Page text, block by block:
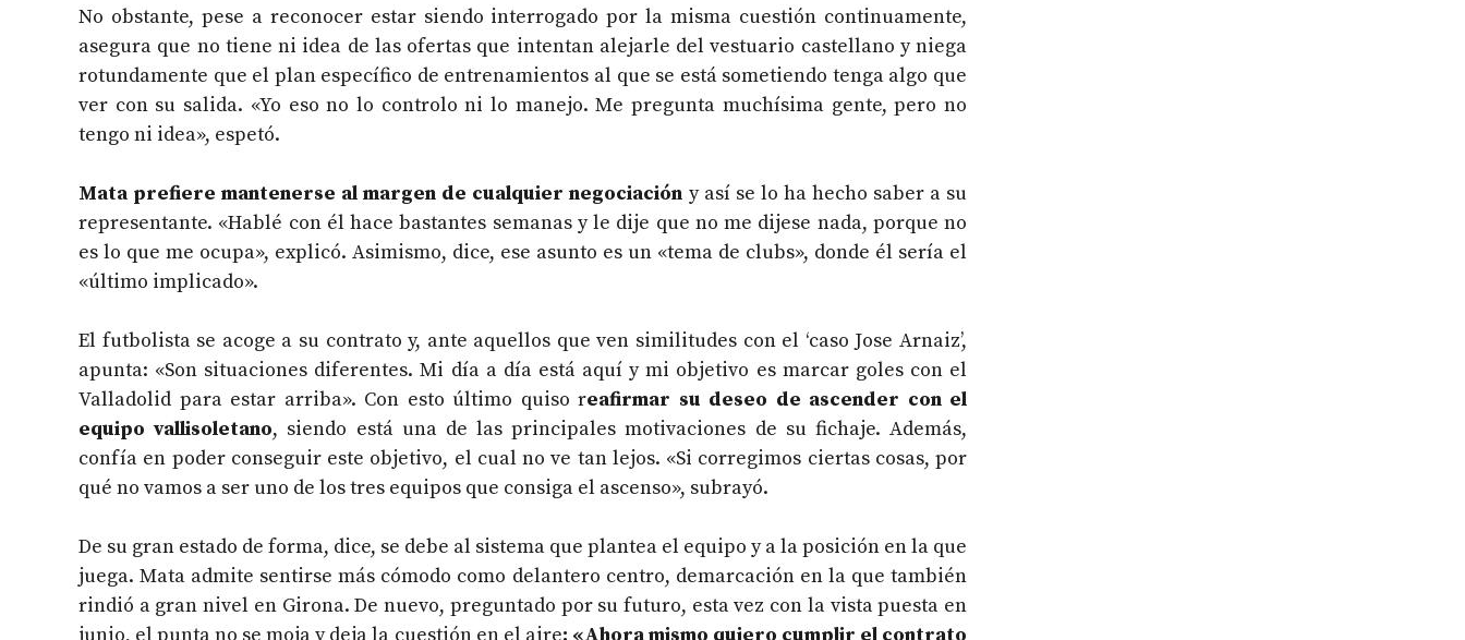
No obstante, pese a reconocer estar siendo interrogado por la misma cuestión continuamente,
asegura que no tiene ni idea de las ofertas que intentan alejarle del vestuario castellano y niega
rotundamente que el plan específico de entrenamientos al que se está sometiendo tenga algo que
ver con su salida. «Yo eso no lo controlo ni lo manejo. Me pregunta muchísima gente, pero no
tengo ni idea», espetó.
Mata prefiere mantenerse al margen de cualquier negociación y así se lo ha hecho saber a su
representante. «Hablé con él hace bastantes semanas y le dije que no me dijese nada, porque no
es lo que me ocupa», explicó. Asimismo, dice, ese asunto es un «tema de clubs», donde él sería el
«último implicado».
El futbolista se acoge a su contrato y, ante aquellos que ven similitudes con el ‘caso Jose Arnaiz’,
apunta: «Son situaciones diferentes. Mi día a día está aquí y mi objetivo es marcar goles con el
Valladolid para estar arriba». Con esto último quiso reafirmar su deseo de ascender con el
equipo vallisoletano, siendo está una de las principales motivaciones de su fichaje. Además,
confía en poder conseguir este objetivo, el cual no ve tan lejos. «Si corregimos ciertas cosas, por
qué no vamos a ser uno de los tres equipos que consiga el ascenso», subrayó.
De su gran estado de forma, dice, se debe al sistema que plantea el equipo y a la posición en la que
juega. Mata admite sentirse más cómodo como delantero centro, demarcación en la que también
rindió a gran nivel en Girona. De nuevo, preguntado por su futuro, esta vez con la vista puesta en